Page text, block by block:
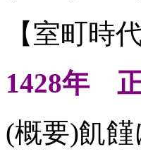
【室町時代
1428年
(概要)飢